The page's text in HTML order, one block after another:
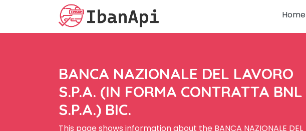
Home
BANCA NAZIONALE DEL LAVORO
S.P.A. (IN FORMA CONTRATTA BNL
S.P.A.) BIC.
This page shows information about the BANCA NAZIONALE DEL